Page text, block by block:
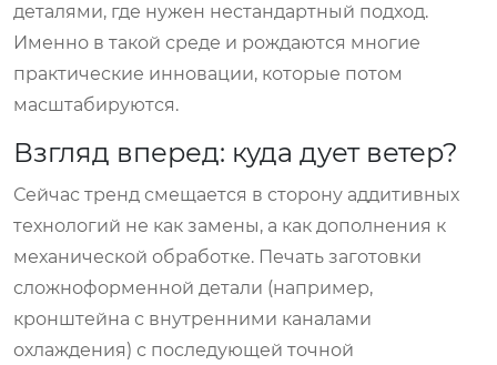
деталями, где нужен нестандартный подход.
Именно в такой среде и рождаются многие
практические инновации, которые потом
масштабируются.
Взгляд вперед: куда дует ветер?
Сейчас тренд смещается в сторону аддитивных
технологий не как замены, а как дополнения к
механической обработке. Печать заготовки
сложноформенной детали (например,
кронштейна с внутренними каналами
охлаждения) с последующей точной